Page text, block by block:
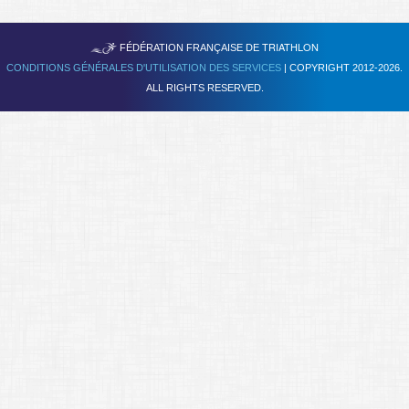
Se former
FÉDÉRATION FRANÇAISE DE TRIATHLON
CONDITIONS GÉNÉRALES D'UTILISATION DES SERVICES | COPYRIGHT 2012-2026.
ALL RIGHTS RESERVED.